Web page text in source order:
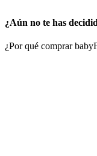
¿Aún no te has
¿Por qué comprar